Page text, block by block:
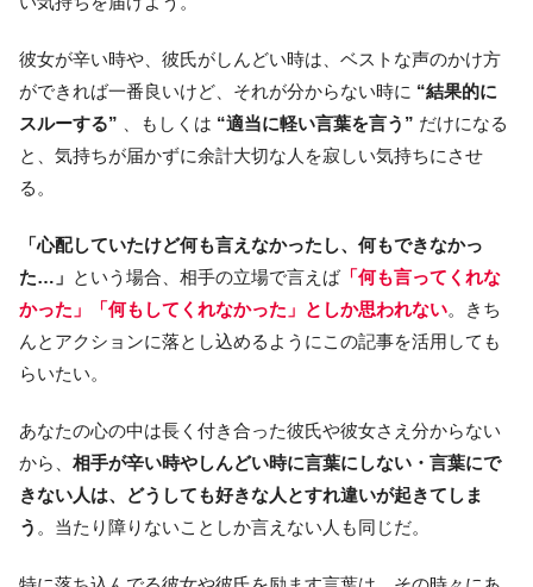
彼女が辛い時や、彼氏がしんどい時は、ベストな声のかけ方
ができれば一番良いけど、それが分からない時に “結果的に
スルーする” 、もしくは “適当に軽い言葉を言う” だけになる
と、気持ちが届かずに余計大切な人を寂しい気持ちにさせ
る。
「心配していたけど何も言えなかったし、何もできなかっ
た…」 という場合、相手の立場で言えば「何も言ってくれな
かった」「何もしてくれなかった」としか思われない。きち
んとアクションに落とし込めるようにこの記事を活用しても
らいたい。
あなたの心の中は長く付き合った彼氏や彼女さえ分からない
から、 相手が辛い時やしんどい時に言葉にしない・言葉にで
きない人は、どうしても好きな人とすれ違いが起きてしま
う 。当たり障りないことしか言えない人も同じだ。